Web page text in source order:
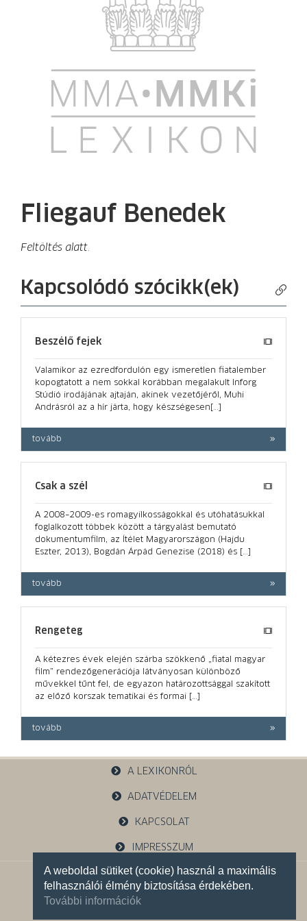
A weboldal sütiket (cookie) használ a maximális
felhasználói élmény biztosítása érdekében.
További információk
Fliegauf Benedek
Feltöltés alatt.
Kapcsolódó szócikk(ek)
Beszélő fejek
Valamikor az ezredfordulón egy ismeretlen fiatalember
kopogtatott a nem sokkal korábban megalakult Inforg
Stúdió irodájának ajtaján, akinek vezetőjéről, Muhi
Andrásról az a hír járta, hogy készségesen[…]
tovább
Csak a szél
A 2008–2009-es romagyilkosságokkal és utóhatásukkal
foglalkozott többek között a tárgyalást bemutató
dokumentumfilm, az Ítélet Magyarországon (Hajdu
Eszter, 2013), Bogdán Árpád Genezise (2018) és […]
tovább
Rengeteg
A kétezres évek elején szárba szökkenő „fiatal magyar
film” rendezőgenerációja látványosan különböző
művekkel tűnt fel, de egyazon határozottsággal szakított
az előző korszak tematikai és formai […]
tovább
A LEXIKONRÓL
ADATVÉDELEM
KAPCSOLAT
IMPRESSZUM
1121 Budapest, Budakeszi u. 38.
+36 30 785 5595
Facebook oldalunk